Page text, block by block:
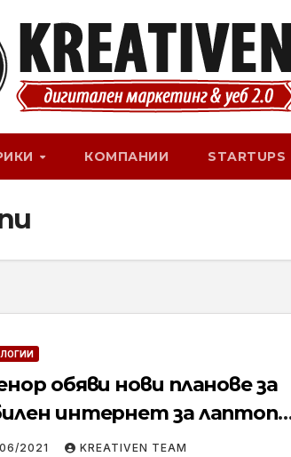
КОМПАНИИ STARTUPS
обяви нови планове за
интернет за лаптопи
Internet+ и Internet
2021 KREATIVEN TEAM